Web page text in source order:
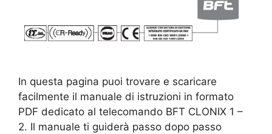
In questa pagina puoi trovare e scaricare
facilmente il manuale di istruzioni in formato
PDF dedicato al telecomando BFT CLONIX 1 –
2. Il manuale ti guiderà passo dopo passo